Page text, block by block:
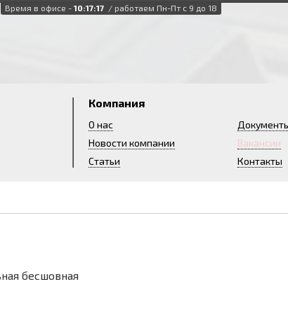
Время в офисе - 10:17:18 / работаем Пн-Пт с 9 до 18
Компания
О нас
Новости компании
Статьи
Вакансии
Контакты
бесшовная